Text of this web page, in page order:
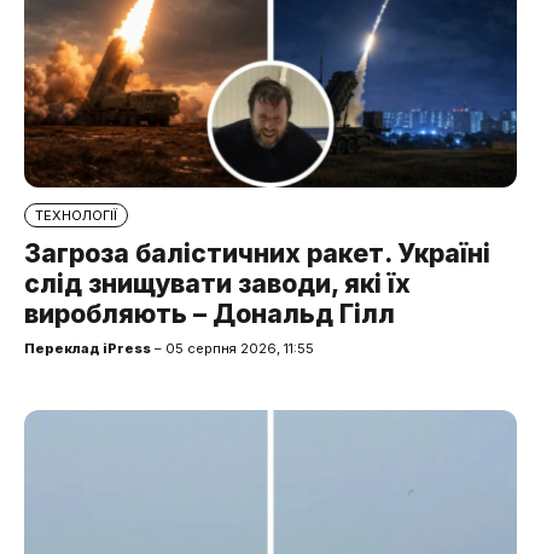
ТЕХНОЛОГІЇ
Загроза балістичних ракет. Україні
слід знищувати заводи, які їх
виробляють – Дональд Гілл
Переклад iPress – 05 серпня 2026, 11:55